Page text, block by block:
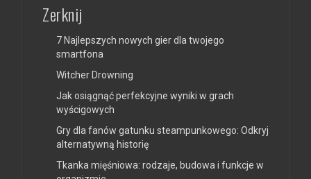
Zerknij
7 Najlepszych nowych gier dla twojego
smartfona
Witcher Drowning
Jak osiągnąć perfekcyjne wyniki w grach
wyścigowych
Gry dla fanów gatunku steampunkowego: Odkryj
alternatywną historię
Tkanka mięśniowa: rodzaje, budowa i funkcje w